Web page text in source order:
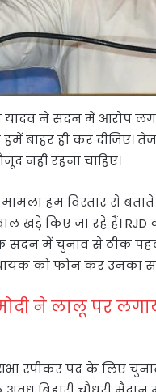
ने सदन में आरोप
बाहर ही कर दीजिए।
नहीं रहना चाहिए।
हम विस्तार से
खड़े किए जा रहे हैं।
सदन में चुनाव से ठीक
को फोन कर उनका
ने लालू पर
स्पीकर पद के लिए